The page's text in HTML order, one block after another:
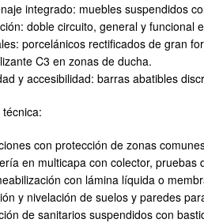
integrado: muebles suspendidos
doble circuito, general y funcional
porcelánicos rectificados de gran
C3 en zonas de ducha.
y accesibilidad: barras abatibles
con protección de zonas
en multicapa con colector,
con lámina líquida o
y nivelación de suelos y paredes
de sanitarios suspendidos con